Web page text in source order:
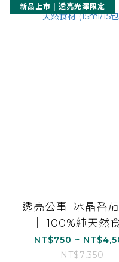
新品上市 | 透亮光澤限定
透亮公事_冰晶番
｜ 100%純天然
(15ml/15包)
NT$750 ~
NT$7,350